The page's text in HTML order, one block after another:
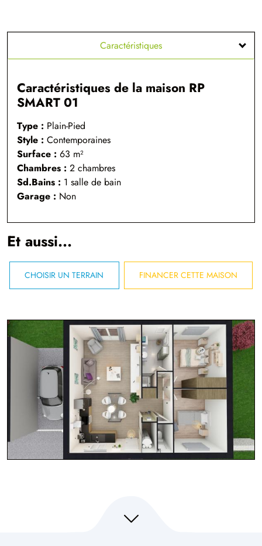
Caractéristiques
Caractéristiques de la maison RP
SMART 01
Type : Plain-Pied
Style : Contemporaines
Surface : 63 m²
Chambres : 2 chambres
Sd.Bains : 1 salle de bain
Garage : Non
Et aussi...
CHOISIR UN TERRAIN FINANCER CETTE MAISON